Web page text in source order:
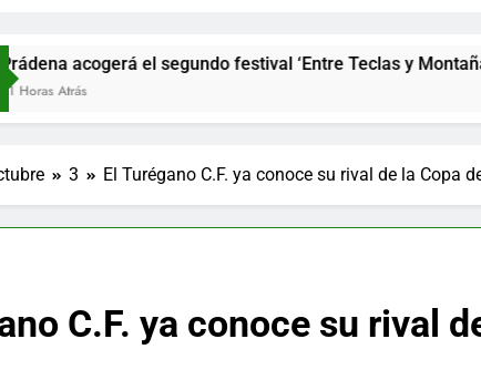
el segundo festival ‘Entre Teclas y Montañas’, que
3 El Turégano C.F. ya conoce su rival de la Copa
C.F. ya conoce su rival